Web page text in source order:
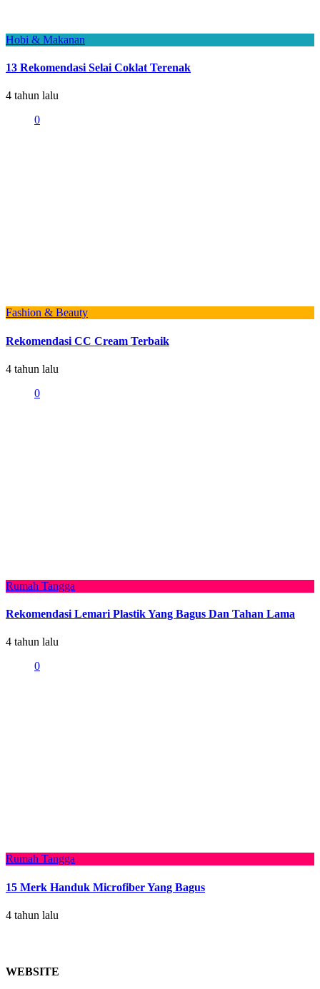
Hobi & Makanan
13 Rekomendasi Selai Coklat Terenak
4 tahun lalu
0
Fashion & Beauty
Rekomendasi CC Cream Terbaik
4 tahun lalu
0
Rumah Tangga
Rekomendasi Lemari Plastik Yang Bagus Dan Tahan Lama
4 tahun lalu
0
Rumah Tangga
15 Merk Handuk Microfiber Yang Bagus
4 tahun lalu
WEBSITE